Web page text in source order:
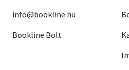
info@bookline.hu
Bookline Bolt